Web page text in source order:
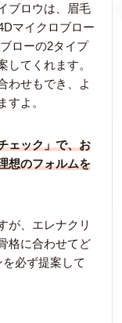
ブロウは、眉毛
マイクロブロー
ローの2タイプ
してくれます。
わせもでき、よ
すよ。
ェック」で、お
想のフォルムを
が、エレナクリ
格に合わせてど
必ず提案して